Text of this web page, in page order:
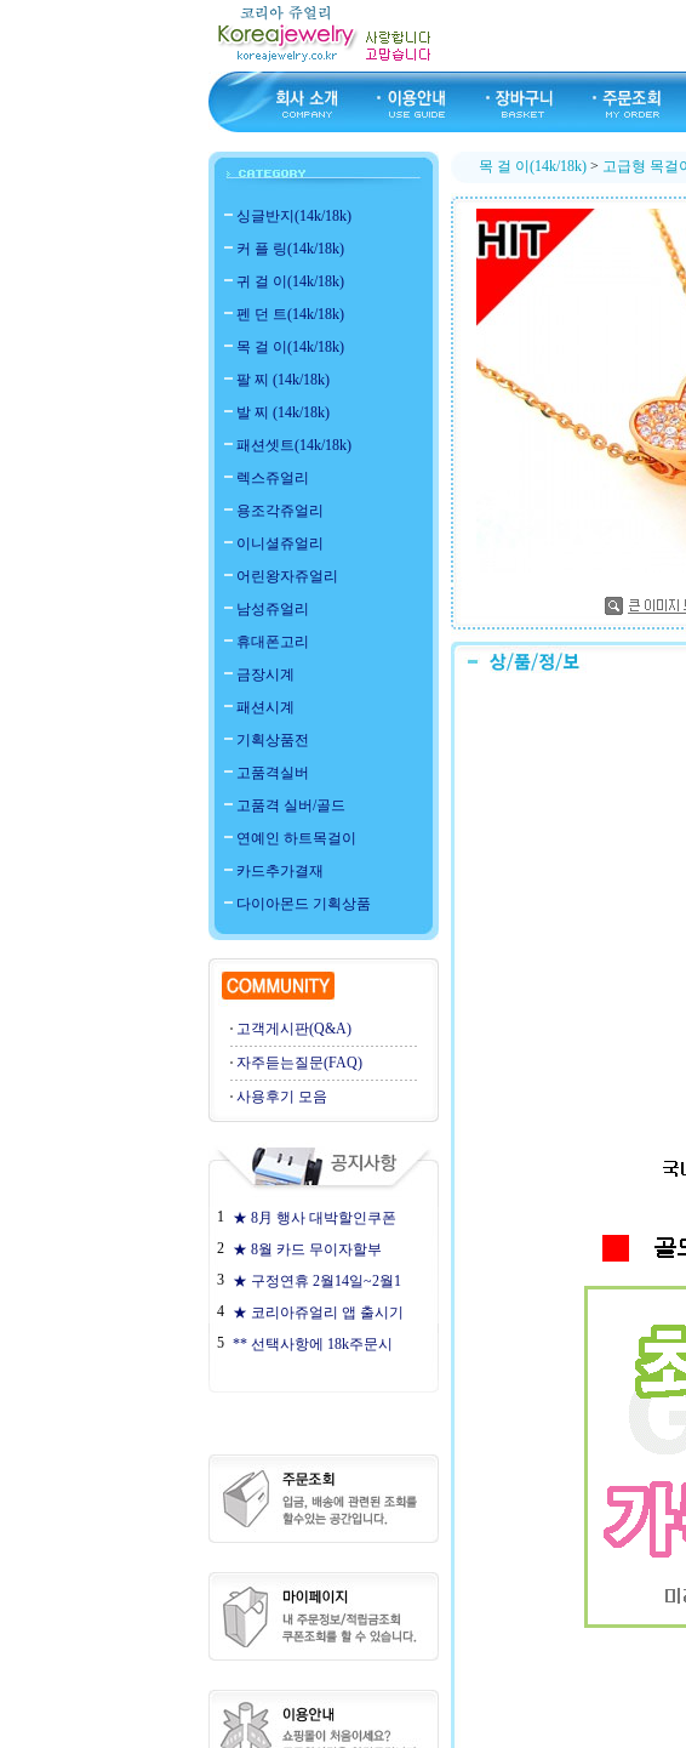
싱글반지(14k/18k)
커 플 링(14k/18k)
귀 걸 이(14k/18k)
펜 던 트(14k/18k)
목 걸 이(14k/18k)
팔 찌 (14k/18k)
발 찌 (14k/18k)
패션셋트(14k/18k)
렉스쥬얼리
용조각쥬얼리
이니셜쥬얼리
어린왕자쥬얼리
남성쥬얼리
휴대폰고리
금장시계
패션시계
기획상품전
고품격실버
고품격 실버/골드
연예인 하트목걸이
카드추가결재
다이아몬드 기획상품
고객게시판(Q&A)
자주듣는질문(FAQ)
사용후기 모음
1 ★ 8月 행사 대박할인쿠폰
2 ★ 8월 카드 무이자할부
3 ★ 구정연휴 2월14일~2월1
4 ★ 코리아쥬얼리 앱 출시기
5 ** 선택사항에 18k주문시
목 걸 이(14k/18k) > 고급형 목걸이